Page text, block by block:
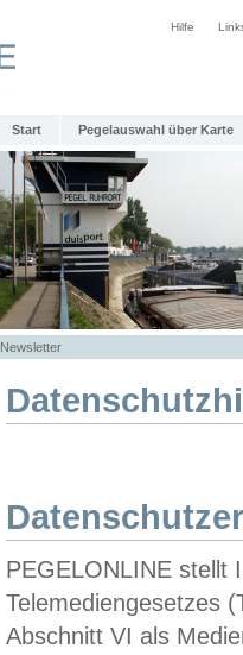
Hilfe
Start Pegelauswahl über Karte
Newsletter
PEGELONLINE stellt
Telemediengesetzes
Abschnitt VI als